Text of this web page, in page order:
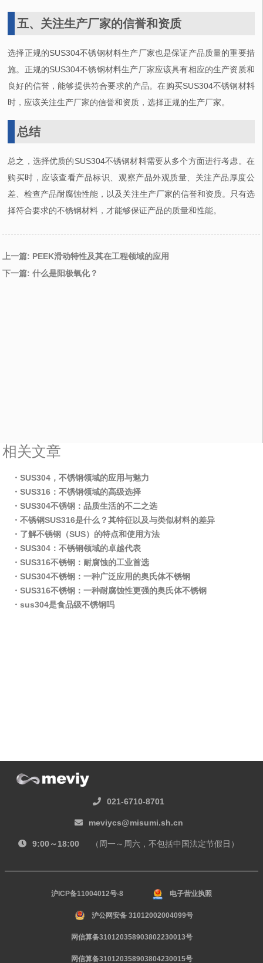
五、关注生产厂家的信誉和资质
选择正规的SUS304不锈钢材料生产厂家也是保证产品质量的重要措
施。正规的SUS304不锈钢材料生产厂家应该具有相应的生产资质和
良好的信誉，能够提供符合要求的产品。在购买SUS304不锈钢材料
时，应该关注生产厂家的信誉和资质，选择正规的生产厂家。
总结
总之，选择优质的SUS304不锈钢材料需要从多个方面进行考虑。在
购买时，应该查看产品标识、观察产品外观质量、关注产品厚度公
差、检查产品耐腐蚀性能，以及关注生产厂家的信誉和资质。只有选
择符合要求的不锈钢材料，才能够保证产品的质量和性能。
上一篇: PEEK滑动特性及其在工程领域的应用
下一篇: 什么是阳极氧化？
相关文章
・SUS304，不锈钢领域的应用与魅力
・SUS316：不锈钢领域的高级选择
・SUS304不锈钢：品质生活的不二之选
・不锈钢SUS316是什么？其特征以及与类似材料的差异
・了解不锈钢（SUS）的特点和使用方法
・SUS304：不锈钢领域的卓越代表
・SUS316不锈钢：耐腐蚀的工业首选
・SUS304不锈钢：一种广泛应用的奥氏体不锈钢
・SUS316不锈钢：一种耐腐蚀性更强的奥氏体不锈钢
・sus304是食品级不锈钢吗
021-6710-8701
meviycs@misumi.sh.cn
9:00～18:00 （周一～周六，不包括中国法定节假日）
沪ICP备11004012号-8 电子营业执照
沪公网安备 31012002004099号
网信算备310120358903802230013号
网信算备310120358903804230015号